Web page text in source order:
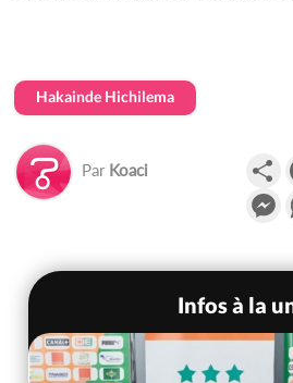
Hakainde Hichilema
Par Koaci
Infos à la